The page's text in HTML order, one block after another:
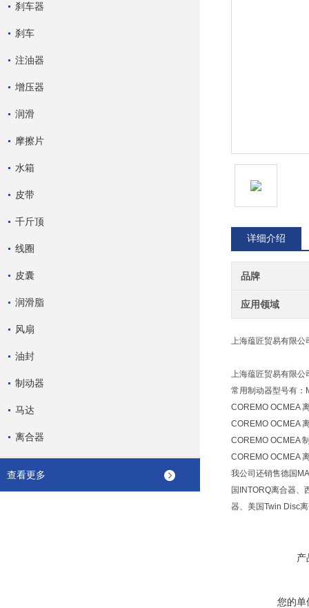
刹车器
刹车
注油器
增压器
润滑
摩擦片
水箱
皮带
千斤顶
线圈
皮囊
润滑脂
风扇
油封
制动器
马达
离合器
查看更多
详细介绍
品牌
应用领域
上海蕴匠贸易有限公
上海蕴匠贸易有限公
常用制动器型号有
COREMO OCMEA
COREMO OCMEA
COREMO OCMEA
COREMO OCMEA
我公司还销售德国
国INTORQ离合器、
器、美国Twin Disc
产
您的单